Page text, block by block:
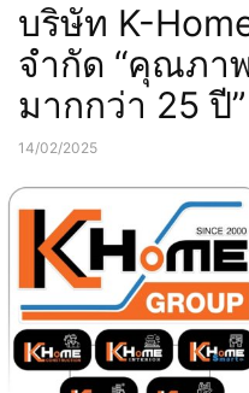
บริษัท K-
จำกัด “คุณภา
มากกว่า 25 ปี”
14/02/2025